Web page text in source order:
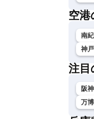
空港
南
神
注目
阪
万